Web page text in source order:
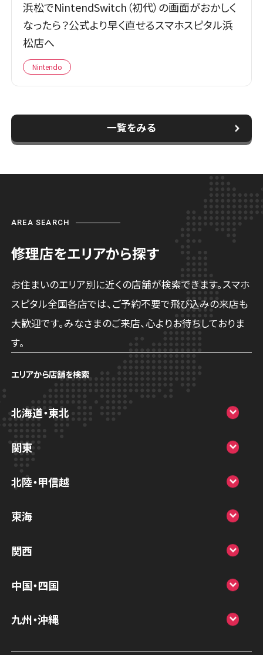
浜松でNintendSwitch（初代）の画面がおかしく
なったら？公式より早く直せるスマホスピタル浜
松店へ
Nintendo
一覧をみる
AREA SEARCH
修理店をエリアから探す
お住まいのエリア別に近くの店舗が検索できます。スマホ
スピタル全国各店では、ご予約不要で飛び込みの来店も
大歓迎です。みなさまのご来店、心よりお待ちしておりま
す。
エリアから店舗を検索
北海道・東北
スマホスピタル大丸札幌
関東
スマホスピタル宇都宮
スマホスピタル テルル三芳
スマホスピタル 熊谷
郷
北陸・甲信越
スマホスピタルアル・プラザ小松
東海
スマホスピタル岐阜
スマホスピタル 藤枝
スマホスピタル名古屋駅前
関西
スマホスピタル 大阪梅田
か）
スマホスピタル京橋
中国・四国
スマホスピタル 松江
九州・沖縄